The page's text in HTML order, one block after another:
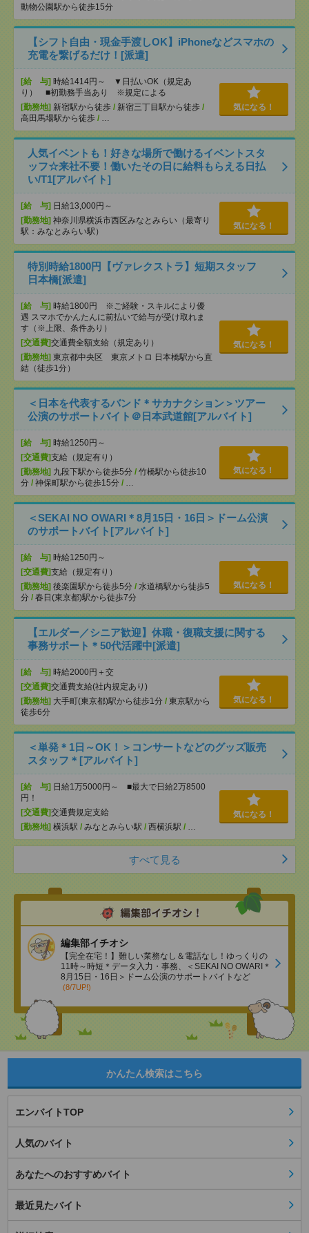
動物公園駅から徒歩15分
【シフト自由・現金手渡しOK】iPhoneなどスマホの
充電を繋げるだけ！[派遣]
[給 与] 時給1414円～ ▼日払いOK（規定あ
り） ■初勤務手当あり ※規定による
[勤務地] 新宿駅から徒歩 / 新宿三丁目駅から徒歩 /
高田馬場駅から徒歩 / …
気になる！
人気イベントも！好きな場所で働けるイベントスタ
ッフ☆来社不要！働いたその日に給料もらえる日払
い/T1[アルバイト]
[給 与] 日給13,000円～
[勤務地] 神奈川県横浜市西区みなとみらい（最寄り
駅：みなとみらい駅）
気になる！
特別時給1800円【ヴァレクストラ】短期スタッフ
日本橋[派遣]
[給 与] 時給1800円 ※ご経験・スキルにより優
遇 スマホでかんたんに前払いで給与が受け取れま
す（※上限、条件あり）
[交通費]交通費全額支給（規定あり）
[勤務地] 東京都中央区 東京メトロ 日本橋駅から直
結（徒歩1分）
気になる！
＜日本を代表するバンド＊サカナクション＞ツアー
公演のサポートバイト＠日本武道館[アルバイト]
[給 与] 時給1250円～
[交通費]支給（規定有り）
[勤務地] 九段下駅から徒歩5分 / 竹橋駅から徒歩10
分 / 神保町駅から徒歩15分 / …
気になる！
＜SEKAI NO OWARI＊8月15日・16日＞ドーム公演
のサポートバイト[アルバイト]
[給 与] 時給1250円～
[交通費]支給（規定有り）
[勤務地] 後楽園駅から徒歩5分 / 水道橋駅から徒歩5
分 / 春日(東京都)駅から徒歩7分
気になる！
【エルダー／シニア歓迎】休職・復職支援に関する
事務サポート＊50代活躍中[派遣]
[給 与] 時給2000円＋交
[交通費]交通費支給(社内規定あり)
[勤務地] 大手町(東京都)駅から徒歩1分 / 東京駅から
徒歩6分
気になる！
＜単発＊1日～OK！＞コンサートなどのグッズ販売
スタッフ＊[アルバイト]
[給 与] 日給1万5000円～ ■最大で日給2万8500
円！
[交通費]交通費規定支給
[勤務地] 横浜駅 / みなとみらい駅 / 西横浜駅 / …
気になる！
すべて見る
編集部イチオシ
【完全在宅！】難しい業務なし＆電話なし！ゆっくりの
11時～時短＊データ入力・事務、＜SEKAI NO OWARI＊
8月15日・16日＞ドーム公演のサポートバイトなど
(8/7UP!)
かんたん検索はこちら
エンバイトTOP
人気のバイト
あなたへのおすすめバイト
最近見たバイト